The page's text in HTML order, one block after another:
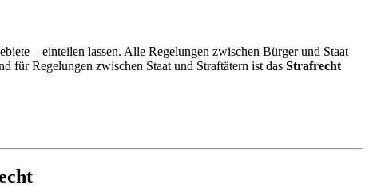
– einteilen lassen. Alle Regelungen zwischen Bürger und Staat
für Regelungen zwischen Staat und Straftätern ist das Strafrecht